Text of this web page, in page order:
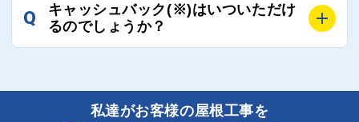
にご協力いたしますので、ご相談ください。可能な限
り期間を短縮できる状況の工事業者を選定させていた
だきます。
風災補償を適用される場合は、専門家による視察と必
Q
キャッシュバック(※)はいついただけ
るのでしょうか？
了しましたら、キャッシュバック(※)申込みフォーム
に各項目を入力いただいた上で送信してください。
私達がお客様の屋根工事を